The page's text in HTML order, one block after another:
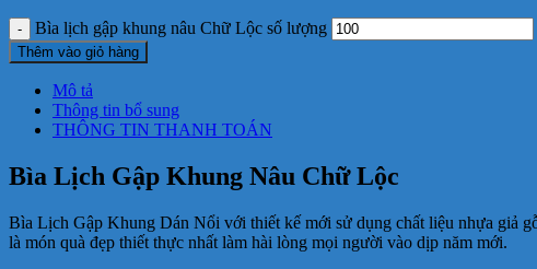
Bìa lịch gập khung nâu Chữ Lộc số lượng
Thêm vào giỏ hàng
Mô tả
Thông tin bổ sung
THÔNG TIN THANH TOÁN
Bìa Lịch Gập Khung Nâu Chữ Lộc
Bìa Lịch Gập Khung Dán Nổi với thiết kế mới sử dụng chất liệu nhựa giả
là món quà đẹp thiết thực nhất làm hài lòng mọi người vào dịp năm mới.